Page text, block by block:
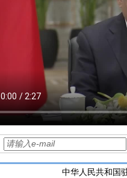
中华人民共和国